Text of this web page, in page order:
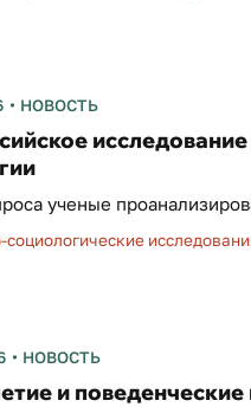
НОВОСТЬ
ученые
НОВОСТЬ
и